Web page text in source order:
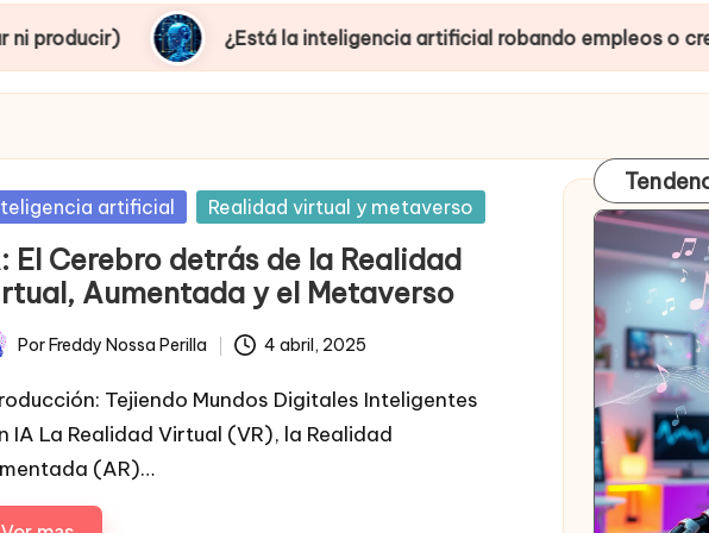
¿Está la inteligencia artificial robando empleos o creando nuevas
artificial Realidad virtual y metaverso
El Cerebro detrás de la Realidad
Aumentada y el Metaverso
Por Freddy Nossa Perilla 4 abril, 2025
Tejiendo Mundos Digitales Inteligentes
IA La Realidad Virtual (VR), la Realidad
(AR)…